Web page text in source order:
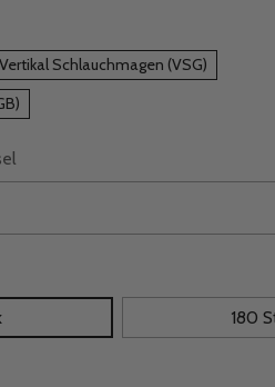
Vertikal Schlauchmagen (VSG)
180